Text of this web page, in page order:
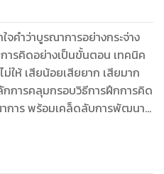
จคำว่าบูรณาการอย่างกระจ่าง
ารคิดอย่างเป็นขั้นตอน เทคนิค
ให้ เสียน้อยเสียยาก เสียมาก
การคลุมกรอบวิธีการฝึกการคิด
การ พร้อมเคล็ดลับการพัฒนา
ร ต่อให้มีคนยกเรื่องบูรณาการ